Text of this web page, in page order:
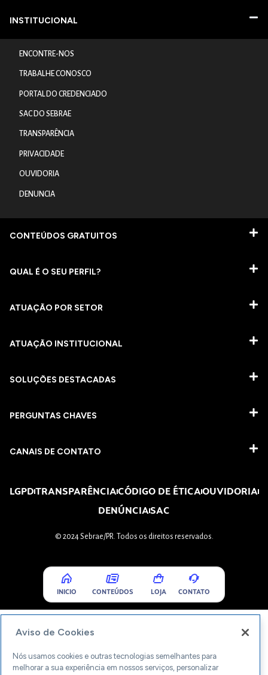
INSTITUCIONAL
ENCONTRE-NOS
TRABALHE CONOSCO
PORTAL DO CREDENCIADO
SAC DO SEBRAE
TRANSPARÊNCIA
PRIVACIDADE
OUVIDORIA
DENUNCIA
CONTEÚDOS GRATUITOS
QUAL É O SEU PERFIL?
ATUAÇÃO POR SETOR
ATUAÇÃO INSTITUCIONAL
SOLUÇÕES DESTACADAS
PERGUNTAS CHAVES​
CANAIS DE CONTATO
LGPDTRANSPARÊNCIACÓDIGO DE ÉTICAOUVIDORIA
DENÚNCIASAC
© 2024 Sebrae/PR. Todos os direitos reservados.
INICIO CONTEÚDOS LOJA CONTATO
Aviso de Cookies
Nós usamos cookies e outras tecnologias semelhantes para
melhorar a sua experiência em nossos serviços, personalizar